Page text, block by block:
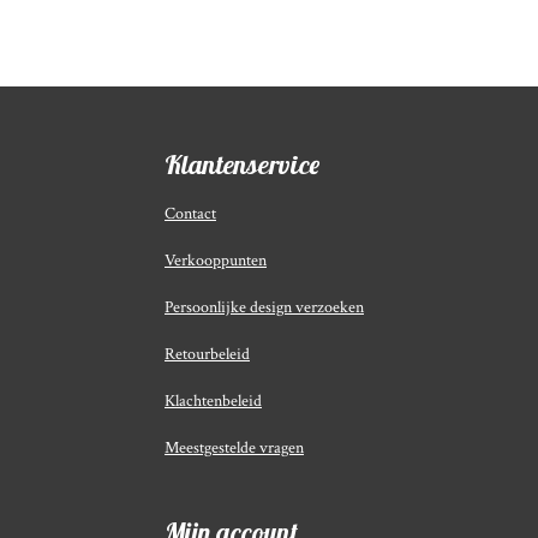
Klantenservice
Contact
Verkooppunten
Persoonlijke design verzoeken
Retourbeleid
Klachtenbeleid
Meestgestelde vragen